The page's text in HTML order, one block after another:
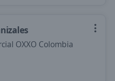
OXXO Colombia